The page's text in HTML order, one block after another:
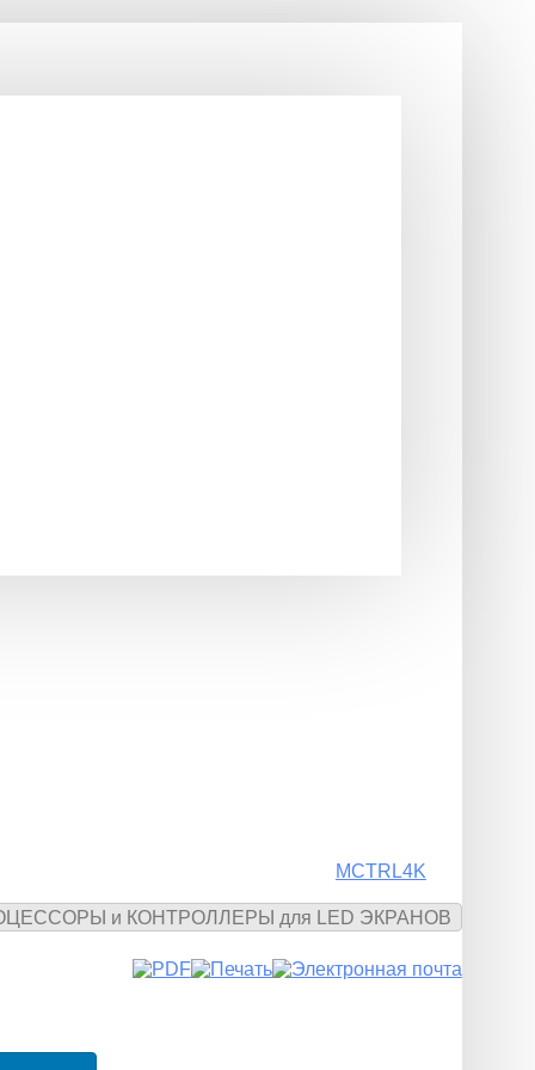
MCTRL4K
и КОНТРОЛЛЕРЫ для LED ЭКРАНОВ